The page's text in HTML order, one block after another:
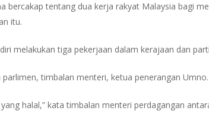
bercakap tentang dua kerja rakyat Malaysia bagi
itu.
melakukan tiga pekerjaan dalam kerajaan dan
parlimen, timbalan menteri, ketua penerangan
halal,” kata timbalan menteri perdagangan